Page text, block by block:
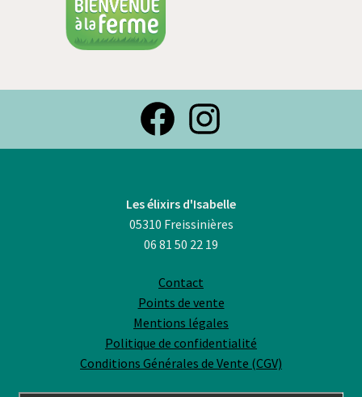
Facebook
Les élixirs d'Isabelle
05310 Freissinières
06 81 50 22 19
Contact
Points de vente
Mentions légales
Politique de confidentialité
Conditions Générales de Vente (CGV)